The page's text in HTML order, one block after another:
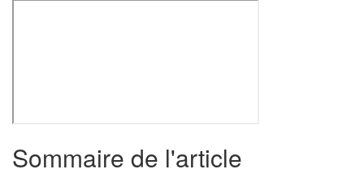
Sommaire de l'article